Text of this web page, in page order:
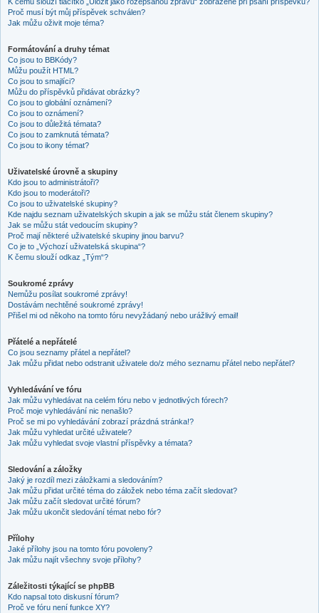
Proč musí být můj příspěvek schválen?
Jak můžu oživit moje téma?
Formátování a druhy témat
Co jsou to BBKódy?
Můžu použít HTML?
Co jsou to smajlíci?
Můžu do příspěvků přidávat obrázky?
Co jsou to globální oznámení?
Co jsou to oznámení?
Co jsou to důležitá témata?
Co jsou to zamknutá témata?
Co jsou to ikony témat?
Uživatelské úrovně a skupiny
Kdo jsou to administrátoři?
Kdo jsou to moderátoři?
Co jsou to uživatelské skupiny?
Kde najdu seznam uživatelských skupin a jak se můžu stát členem skupiny?
Jak se můžu stát vedoucím skupiny?
Proč mají některé uživatelské skupiny jinou barvu?
Co je to „Výchozí uživatelská skupina“?
K čemu slouží odkaz „Tým“?
Soukromé zprávy
Nemůžu posílat soukromé zprávy!
Dostávám nechtěné soukromé zprávy!
Přišel mi od někoho na tomto fóru nevyžádaný nebo urážlivý email!
Přátelé a nepřátelé
Co jsou seznamy přátel a nepřátel?
Jak můžu přidat nebo odstranit uživatele do/z mého seznamu přátel nebo nepřátel?
Vyhledávání ve fóru
Jak můžu vyhledávat na celém fóru nebo v jednotlivých fórech?
Proč moje vyhledávání nic nenašlo?
Proč se mi po vyhledávání zobrazí prázdná stránka!?
Jak můžu vyhledat určité uživatele?
Jak můžu vyhledat svoje vlastní příspěvky a témata?
Sledování a záložky
Jaký je rozdíl mezi záložkami a sledováním?
Jak můžu přidat určité téma do záložek nebo téma začít sledovat?
Jak můžu začít sledovat určité fórum?
Jak můžu ukončit sledování témat nebo fór?
Přílohy
Jaké přílohy jsou na tomto fóru povoleny?
Jak můžu najít všechny svoje přílohy?
Záležitosti týkající se phpBB
Kdo napsal toto diskusní fórum?
Proč ve fóru není funkce XY?